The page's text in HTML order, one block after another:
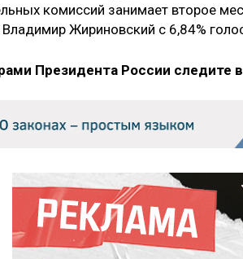
комиссий занимает второе
Жириновский с 6,84%
Президента России следите